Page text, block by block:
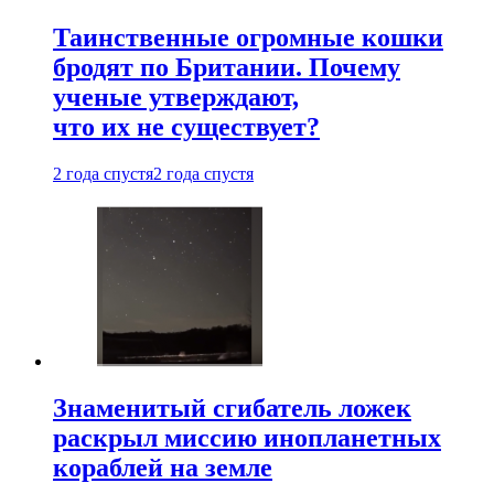
Таинственные огромные кошки
бродят по Британии. Почему
ученые утверждают,
что их не существует?
2 года спустя2 года спустя
Знаменитый сгибатель ложек
раскрыл миссию инопланетных
кораблей на земле